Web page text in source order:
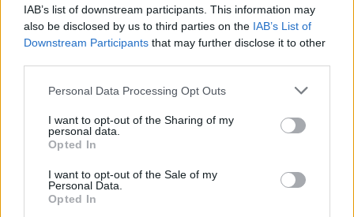
IAB’s list of downstream participants. This information may
also be disclosed by us to third parties on the IAB’s List of
Downstream Participants that may further disclose it to other
Please note that this website/app uses one or more Google
not limited to your visit or usage behaviour. You may click to
grant or deny consent to Google and its third-party tags to
use your data for below specified purposes in below Google
consent section.
Personal Data Processing Opt Outs
I want to opt-out of the Sharing of my
personal data.
Opted In
I want to opt-out of the Sale of my
Personal Data.
Opted In
B2B NEWS